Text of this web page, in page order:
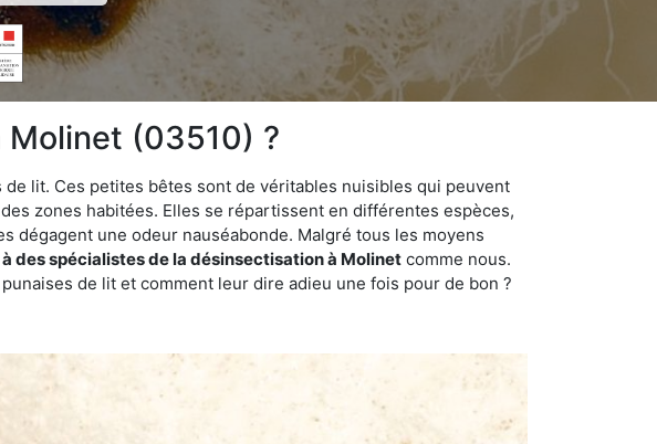
Molinet (03510) ?
lit. Ces petites bêtes sont de véritables nuisibles qui peuvent
zones habitées. Elles se répartissent en différentes espèces,
dégagent une odeur nauséabonde. Malgré tous les moyens
des spécialistes de la désinsectisation à Molinet comme nous.
de lit et comment leur dire adieu une fois pour de bon ?